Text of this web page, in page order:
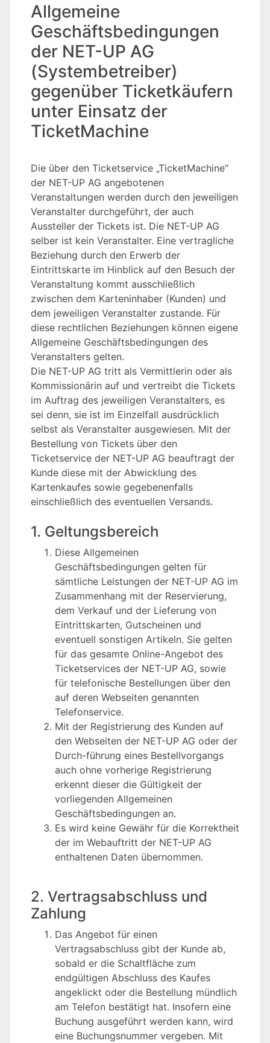
Allgemeine
Geschäftsbedingungen
der NET-UP AG
(Systembetreiber)
gegenüber Ticketkäufern
unter Einsatz der
TicketMachine
Die über den Ticketservice „TicketMachine“
der NET-UP AG angebotenen
Veranstaltungen werden durch den jeweiligen
Veranstalter durchgeführt, der auch
Aussteller der Tickets ist. Die NET-UP AG
selber ist kein Veranstalter. Eine vertragliche
Beziehung durch den Erwerb der
Eintrittskarte im Hinblick auf den Besuch der
Veranstaltung kommt ausschließlich
zwischen dem Karteninhaber (Kunden) und
dem jeweiligen Veranstalter zustande. Für
diese rechtlichen Beziehungen können eigene
Allgemeine Geschäftsbedingungen des
Veranstalters gelten.
Die NET-UP AG tritt als Vermittlerin oder als
Kommissionärin auf und vertreibt die Tickets
im Auftrag des jeweiligen Veranstalters, es
sei denn, sie ist im Einzelfall ausdrücklich
selbst als Veranstalter ausgewiesen. Mit der
Bestellung von Tickets über den
Ticketservice der NET-UP AG beauftragt der
Kunde diese mit der Abwicklung des
Kartenkaufes sowie gegebenenfalls
einschließlich des eventuellen Versands.
1. Geltungsbereich
Diese Allgemeinen
Geschäftsbedingungen gelten für
sämtliche Leistungen der NET-UP AG im
Zusammenhang mit der Reservierung,
dem Verkauf und der Lieferung von
Eintrittskarten, Gutscheinen und
eventuell sonstigen Artikeln. Sie gelten
für das gesamte Online-Angebot des
Ticketservices der NET-UP AG, sowie
für telefonische Bestellungen über den
auf deren Webseiten genannten
Telefonservice.
Mit der Registrierung des Kunden auf
den Webseiten der NET-UP AG oder der
Durch-führung eines Bestellvorgangs
auch ohne vorherige Registrierung
erkennt dieser die Gültigkeit der
vorliegenden Allgemeinen
Geschäftsbedingungen an.
Es wird keine Gewähr für die Korrektheit
der im Webauftritt der NET-UP AG
enthaltenen Daten übernommen.
2. Vertragsabschluss und
Zahlung
Das Angebot für einen
Vertragsabschluss gibt der Kunde ab,
sobald er die Schaltfläche zum
endgültigen Abschluss des Kaufes
angeklickt oder die Bestellung mündlich
am Telefon bestätigt hat. Insofern eine
Buchung ausgeführt werden kann, wird
eine Buchungsnummer vergeben. Mit